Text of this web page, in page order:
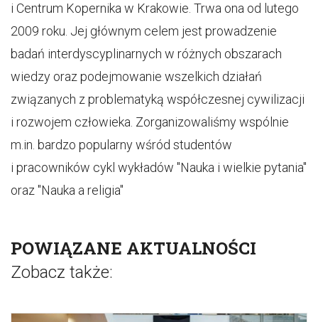
i Centrum Kopernika w Krakowie. Trwa ona od lutego
2009 roku. Jej głównym celem jest prowadzenie
badań interdyscyplinarnych w różnych obszarach
wiedzy oraz podejmowanie wszelkich działań
związanych z problematyką współczesnej cywilizacji
i rozwojem człowieka. Zorganizowaliśmy wspólnie
m.in. bardzo popularny wśród studentów
i pracowników cykl wykładów "Nauka i wielkie pytania"
oraz "Nauka a religia"
POWIĄZANE AKTUALNOŚCI
Zobacz także: